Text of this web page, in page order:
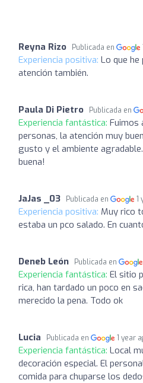
Reyna Rizo Publicada en
Experiencia positiva: Lo que he
atención también.
Paula Di Pietro Publicada en
Experiencia fantástica: Fuimos
personas, la atención muy
gusto y el ambiente
buena!
JaJas _03 Publicada en 1
Experiencia positiva: Muy rico
estaba un pco salado. En
Deneb León Publicada en
Experiencia fantástica: El sitio
rica, han tardado un poco en
merecido la pena. Todo ok
Lucia Publicada en 1 year
Experiencia fantástica: Local
decoración especial. El
comida para chuparse los